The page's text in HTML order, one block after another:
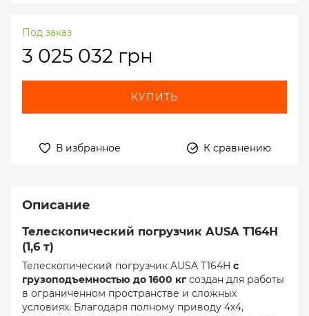
Под заказ
3 025 032 грн
КУПИТЬ
В избранное К сравнению
Описание
Телескопический погрузчик AUSA T164H
(1,6 т)
Телескопический погрузчик AUSA T164H с
грузоподъемностью до 1600 кг создан для работы
в ограниченном пространстве и сложных
условиях. Благодаря полному приводу 4x4,